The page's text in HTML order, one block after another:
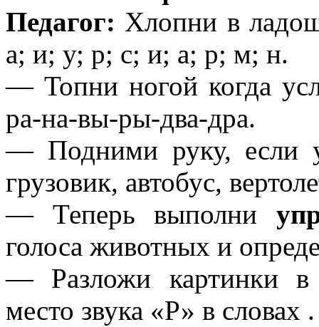
Педагог: Хлопни в
а; и; у; р; с; и; а; р; м; н.
— Топни ногой когда
ра-на-вы-ры-два-дра.
— Подними руку, если
грузовик, автобус,
— Теперь выполни
голоса животных и
— Разложи картинки в
место звука «Р» в словах .